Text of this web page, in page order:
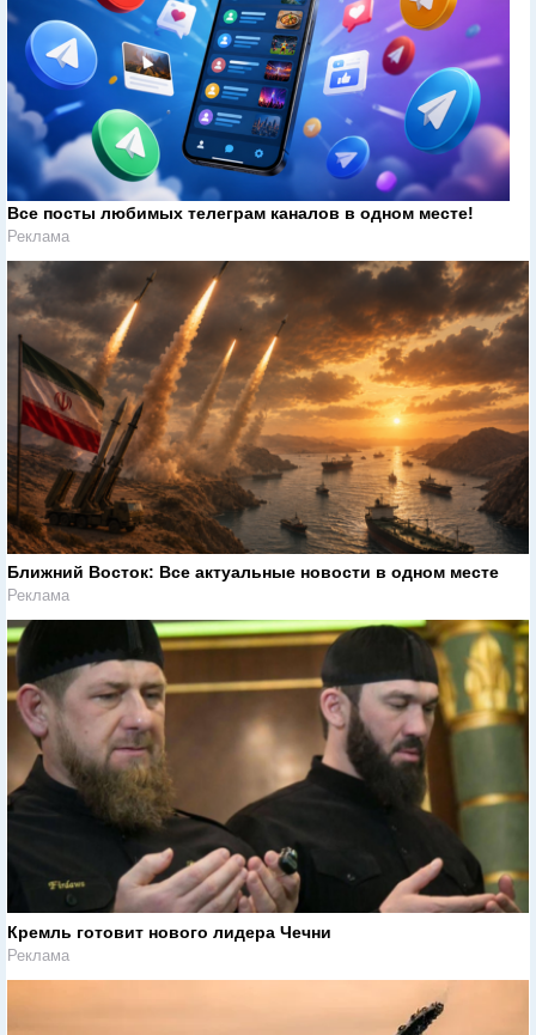
Все посты любимых телеграм каналов в одном месте!
Реклама
Ближний Восток: Все актуальные новости в одном месте
Реклама
Кремль готовит нового лидера Чечни
Реклама